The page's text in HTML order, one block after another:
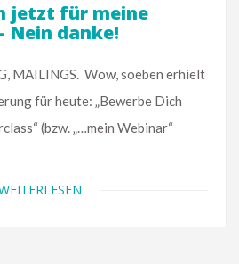
jetzt für meine
Nein danke!
MAILINGS. Wow, soeben erhielt
für heute: „Bewerbe Dich
(bzw. „…mein Webinar“